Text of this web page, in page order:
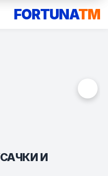
FORTUNATM
И